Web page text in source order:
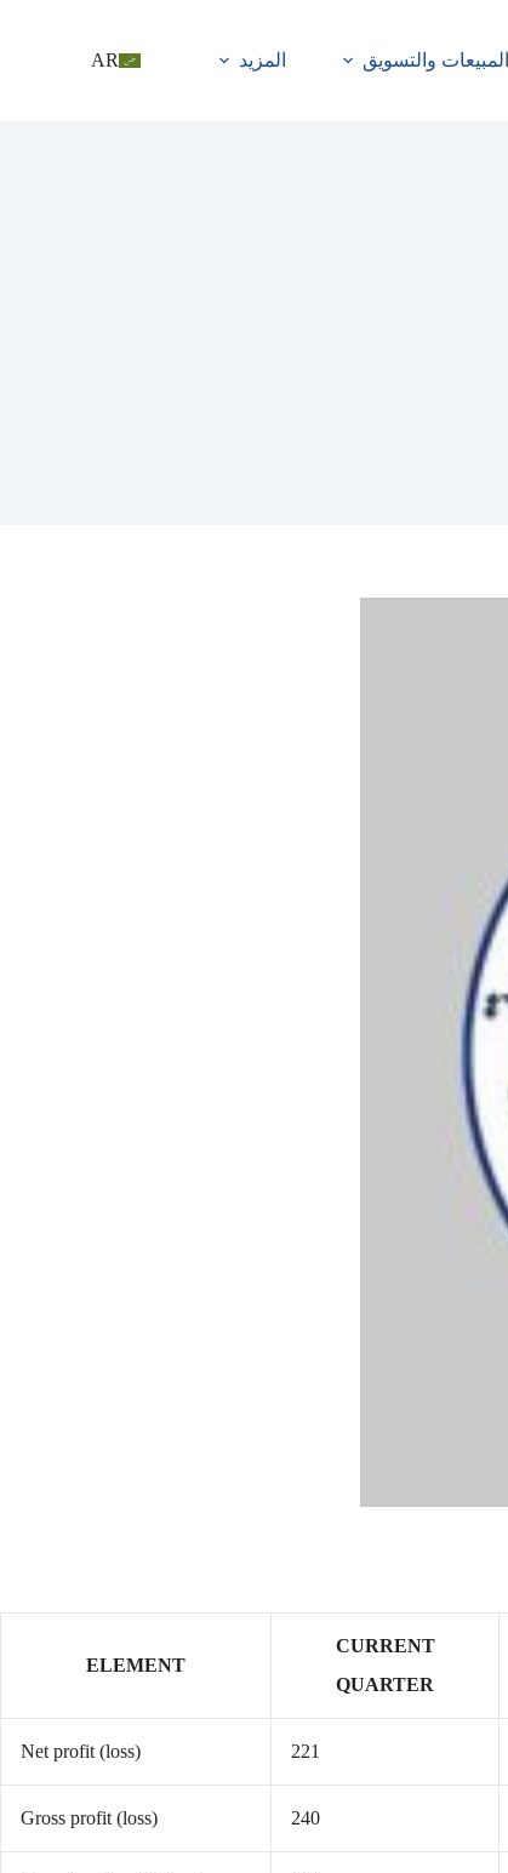
المبيعات والتسويق المزيد AR
ELEMENT
CURRENT
QUARTER
Net profit (loss) 221
Gross profit (loss) 240